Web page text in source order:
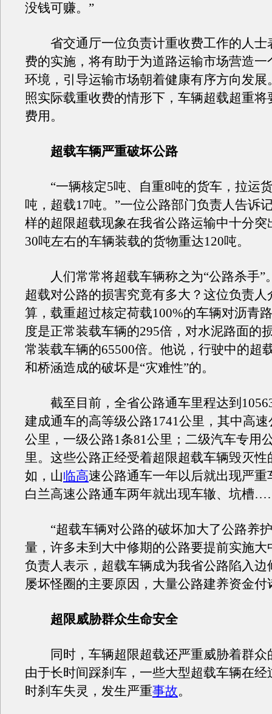
没钱可赚。”
省交通厅一位负责计重收费工作的人士
费的实施，将有助于为道路运输市场营造一
环境，引导运输市场朝着健康有序方向发展
照实际载重收费的情形下，车辆超载超重将
费用。
超载车辆严重破坏公路
“一辆核定5吨、自重8吨的货车，拉运
吨，超载17吨。”一位公路部门负责人告诉
样的超限超载现象在我省公路运输中十分突
30吨左右的车辆装载的货物重达120吨。
人们常常将超载车辆称之为“公路杀手”
超载对公路的损害究竟有多大？这位负责人
算，载重超过核定荷载100%的车辆对沥青
度是正常装载车辆的295倍，对水泥路面的
常装载车辆的65500倍。他说，行驶中的超
和桥涵造成的破坏是“灾难性”的。
截至目前，全省公路通车里程达到
建成通车的高等级公路1741公里，其中高速
公里，一级公路1条81公里；二级汽车专用
里。这些公路正经受着超限超载车辆毁灭性
如，山临高速公路通车一年以后就出现严重
白兰高速公路通车两年就出现车辙、坑槽
“超载车辆对公路的破坏加大了公路养
量，许多未到大中修期的公路要提前实施大
负责人表示，超载车辆成为我省公路陷入边
屡坏怪圈的主要原因，大量公路建养资金付
超限威胁群众生命安全
同时，车辆超限超载还严重威胁着群众
由于长时间踩刹车，一些大型超载车辆在经
时刹车失灵，发生严重事故。